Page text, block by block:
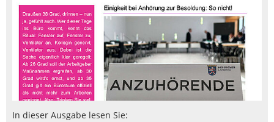
In dieser Ausgabe lesen Sie: